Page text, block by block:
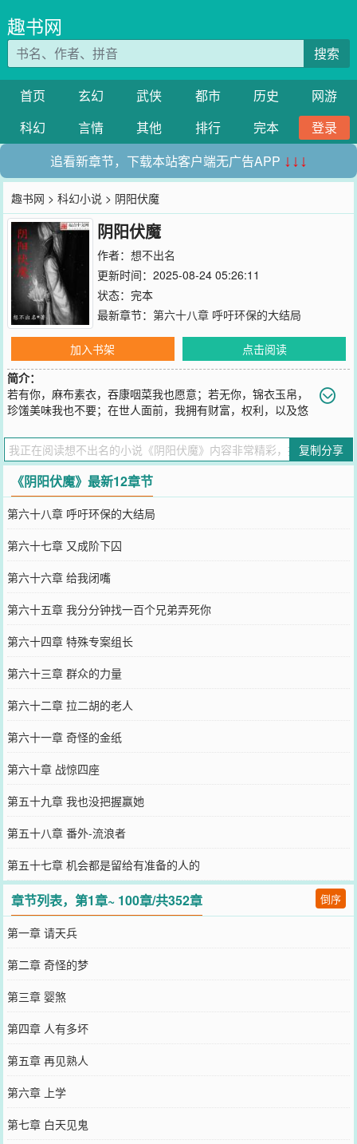
趣书网
搜索
首页 玄幻 武侠 都市 历史
网游
科幻
言情 其他 排行 完本
登录
追看新章节，下载本站客户端无广告APP ↓↓↓
趣书网 >科幻小说 > 阴阳伏魔
阴阳伏魔
作者： 想不出名
更新时间：2025-08-24 05:26:11
状态：完本
最新章节： 第六十八章 呼吁环保的大结局
加入书架
点击阅读
简介：
若有你，麻布素衣，吞康咽菜我也愿意；若无你，锦衣玉帛，
珍馐美味我也不要；在世人面前，我拥有财富，权利，以及悠
您要是觉得《阴阳伏魔》还不错的话请不要忘记向您QQ群和微博微信
里的朋友推荐哦！
复制分享
《阴阳伏魔》最新12章节
第六十八章 呼吁环保的大结局
第六十七章 又成阶下囚
第六十六章 给我闭嘴
第六十五章 我分分钟找一百个兄弟弄死你
第六十四章 特殊专案组长
第六十三章 群众的力量
第六十二章 拉二胡的老人
第六十一章 奇怪的金纸
第六十章 战惊四座
第五十九章 我也没把握赢她
第五十八章 番外-流浪者
第五十七章 机会都是留给有准备的人的
章节列表，第1章~ 100章/共352章 倒序
第一章 请天兵
第二章 奇怪的梦
第三章 婴煞
第四章 人有多坏
第五章 再见熟人
第六章 上学
第七章 白天见鬼